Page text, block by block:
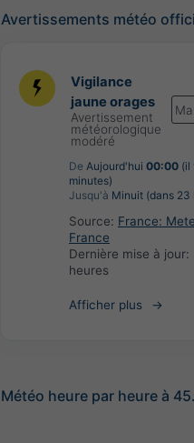
Avertissements météo
Vigilance
jaune orages
Avertissement
météorologique
modéré
De Aujourd'hui 00:00 (il
minutes)
Jusqu'à Minuit (dans 23
Source: France:
France
Dernière mise à jour:
heures
Afficher plus
Météo heure par heure à